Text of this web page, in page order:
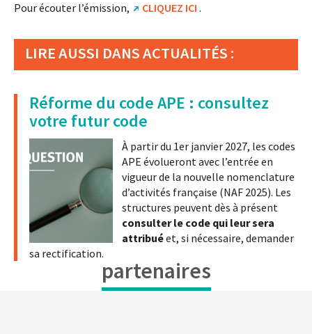
Pour écouter l’émission, CLIQUEZ ICI .
LIRE AUSSI DANS ACTUALITÉS :
Réforme du code APE : consultez
votre futur code
À partir du 1er janvier 2027, les codes
APE évolueront avec l’entrée en
vigueur de la nouvelle nomenclature
d’activités française (NAF 2025). Les
structures peuvent dès à présent
consulter le code qui leur sera
attribuéet, si nécessaire, demander
sa rectification.
partenaires